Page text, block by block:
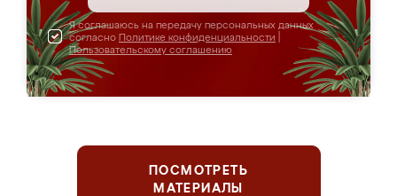
Я соглашаюсь на передачу персональных данных
согласно Политике конфиденциальности
Пользовательскому соглашению
ПОСМОТРЕТЬ
МАТЕРИАЛЫ